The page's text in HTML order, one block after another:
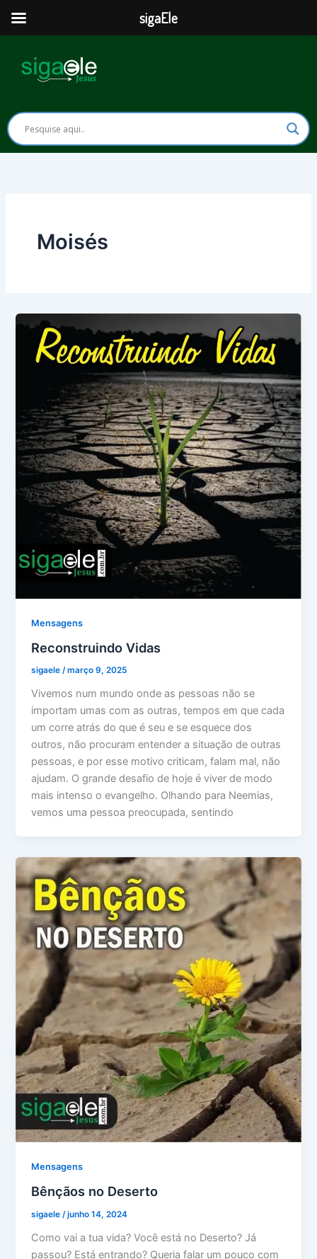
para
conteúdo
Moisés
Mensagens
Reconstruindo Vidas
sigaele/março 9, 2025
Vivemos num mundo onde as pessoas não se
importam umas com as outras, tempos em que cada
um corre atrás do que é seu e se esquece dos
outros, não procuram entender a situação de outras
pessoas, e por esse motivo criticam, falam mal, não
ajudam. O grande desafio de hoje é viver de modo
mais intenso o evangelho. Olhando para Neemias,
vemos uma pessoa preocupada, sentindo
Mensagens
Bênçãos no Deserto
sigaele /junho 14, 2024
Como vai a tua vida? Você está no Deserto? Já
passou? Está entrando? Queria falar um pouco com
sigaEle